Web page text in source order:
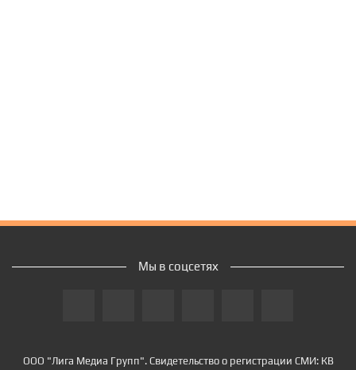
ООО "Лига Медиа Групп". Свидетельство о регистрации СМИ: КВ
Мы в соцсетях